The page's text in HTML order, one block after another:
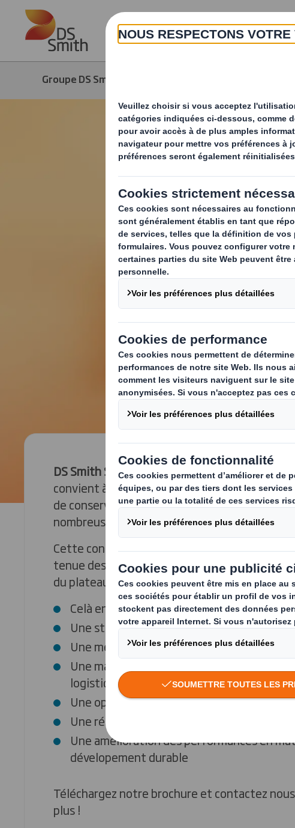
Skip to main content
Groupe DS Smith
DS Smith Safe Trayest un modèle de plateau
convient à divers formats d'emballages
de conserve, bocaux...) et qui peut être
nombreuses catégories de produits.
Cette conception unique se caractérise par
tenue des produits cylindriques et une plus
du plateau.
Celà entraine de nombreux avantages:
Une stabilité accrue (palettisation...)
Une meilleure résistance à la torsion
Une manipulation facilitée tout au long de
logistique et jusqu'au point de vente
Une optimisation de matière/surface
Une réduction des coûts
Une amélioration des performances en
dévelopement durable
Téléchargez notre brochure et contactez
plus !